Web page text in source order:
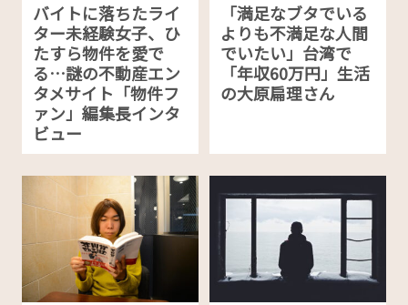
バイトに落ちたライ
ター未経験女子、ひ
たすら物件を愛で
る…謎の不動産エン
タメサイト「物件フ
ァン」編集長インタ
ビュー
「満足なブタでいる
よりも不満足な人間
でいたい」台湾で
「年収60万円」生活
の大原扁理さん